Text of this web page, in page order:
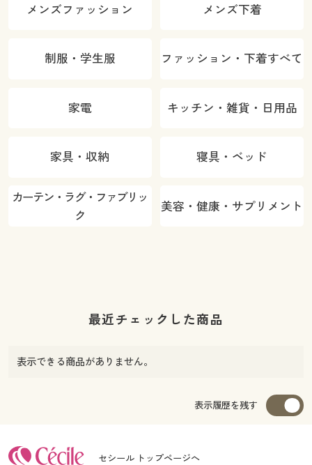
メンズファッション メンズ下着
制服・学生服 ファッション・下着すべて
家電 キッチン・雑貨・日用品
家具・収納 寝具・ベッド
カーテン・ラグ・ファブリッ
ク
美容・健康・サプリメント
最近チェックした商品
表示できる商品がありません。
表示履歴を残す
セシール トップページへ